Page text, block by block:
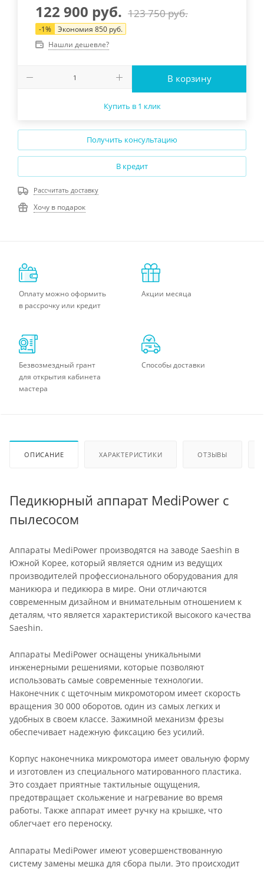
122 900 руб. 123 750руб.
-1% Экономия 850 руб.
Нашли дешевле?
В корзину
Купить в 1 клик
Получить консультацию
В кредит
Рассчитать доставку
Хочу в подарок
Оплату можно оформить
в рассрочку или кредит
Акции месяца
Безвозмездный грант
для открытия кабинета
мастера
Способы доставки
ОПИСАНИЕ ХАРАКТЕРИСТИКИ ОТЗЫВЫ
Педикюрный аппарат MediPower с
пылесосом
Аппараты MediPower производятся на заводе Saeshin в
Южной Корее, который является одним из ведущих
производителей профессионального оборудования для
маникюра и педикюра в мире. Они отличаются
современным дизайном и внимательным отношением к
деталям, что является характеристикой высокого качества
Saeshin.
Аппараты MediPower оснащены уникальными
инженерными решениями, которые позволяют
использовать самые современные технологии.
Наконечник с щеточным микромотором имеет скорость
вращения 30 000 оборотов, один из самых легких и
удобных в своем классе. Зажимной механизм фрезы
обеспечивает надежную фиксацию без усилий.
Корпус наконечника микромотора имеет овальную форму
и изготовлен из специального матированного пластика.
Это создает приятные тактильные ощущения,
предотвращает скольжение и нагревание во время
работы. Также аппарат имеет ручку на крышке, что
облегчает его переноску.
Аппараты MediPower имеют усовершенствованную
систему замены мешка для сбора пыли. Это происходит